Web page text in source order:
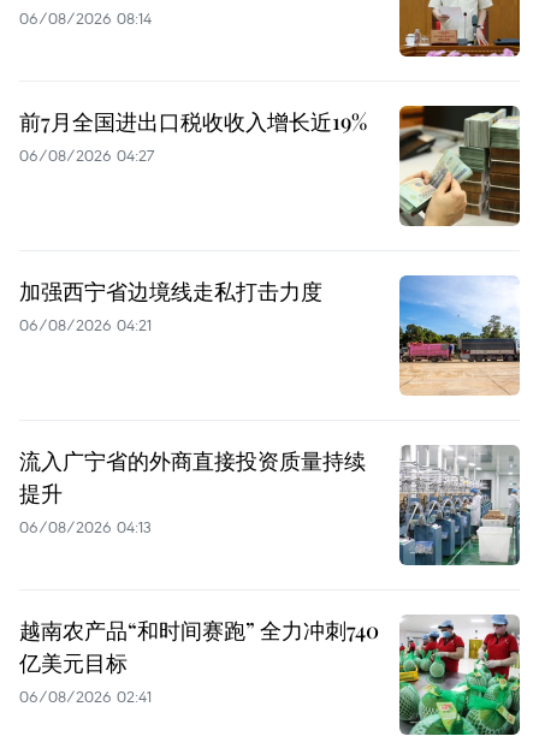
06/08/2026 08:14
前7月全国进出口税收收入增长近19%
06/08/2026 04:27
加强西宁省边境线走私打击力度
06/08/2026 04:21
流入广宁省的外商直接投资质量持续
提升
06/08/2026 04:13
越南农产品“和时间赛跑” 全力冲刺740
亿美元目标
06/08/2026 02:41